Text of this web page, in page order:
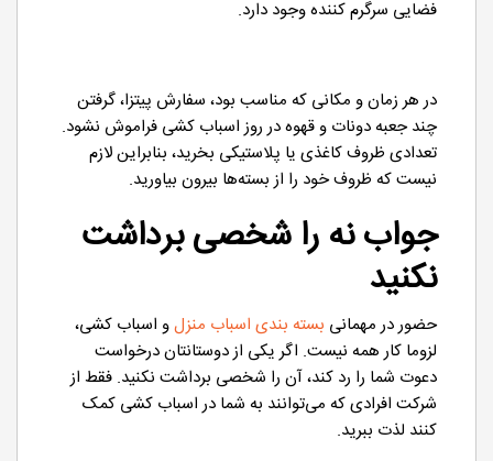
فضایی سرگرم کننده وجود دارد.
در هر زمان و مکانی که مناسب بود، سفارش پیتزا، گرفتن
چند جعبه دونات و قهوه در روز اسباب کشی فراموش نشود.
تعدادی ظروف کاغذی یا پلاستیکی بخرید، بنابراین لازم
نیست که ظروف خود را از بسته‌ها بیرون بیاورید.
جواب نه را شخصی برداشت
نکنید
حضور در مهمانی بسته بندی اسباب منزلو اسباب کشی،
لزوما کار همه نیست. اگر یکی از دوستانتان درخواست
دعوت شما را رد کند، آن را شخصی برداشت نکنید. فقط از
شرکت افرادی که می‌توانند به شما در اسباب کشی کمک
کنند لذت ببرید.